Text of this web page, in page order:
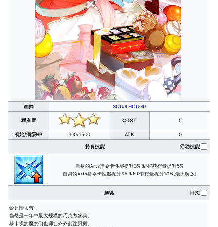
画师 SOUJI HOUGU
稀有度 COST 5
初始/满级HP 300/1500 ATK 0
持有技能 活动技能
自身的Arts指令卡性能提升3%＆NP获得量提升5%
自身的Arts指令卡性能提升5%＆NP获得量提升10%[最大解放]
解说 日文
说起情人节，
当然是一年中最大规模的巧克力盛典。
赫卡忒的魔女们也师徒齐齐前往厨房。